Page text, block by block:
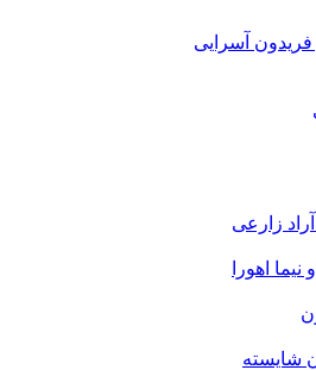
آسرایی
زارعی
اهورا
شایسته